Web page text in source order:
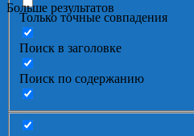
Больше результатов
Только точные совпадения
Поиск в заголовке
Поиск по содержанию